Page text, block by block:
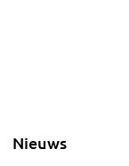
Nieuws